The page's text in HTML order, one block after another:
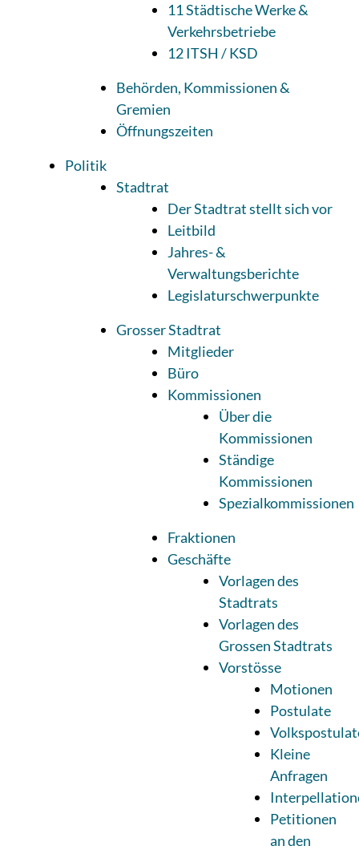
11 Städtische Werke &
Verkehrsbetriebe
12 ITSH / KSD
Behörden, Kommissionen &
Gremien
Öffnungszeiten
Politik
Stadtrat
Der Stadtrat stellt sich vor
Leitbild
Jahres- &
Verwaltungsberichte
Legislaturschwerpunkte
Grosser Stadtrat
Mitglieder
Büro
Kommissionen
Über die
Kommissionen
Ständige
Kommissionen
Spezialkommissionen
Fraktionen
Geschäfte
Vorlagen des
Stadtrats
Vorlagen des
Grossen Stadtrats
Vorstösse
Motionen
Postulate
Kleine
Anfragen
Petitionen
an den